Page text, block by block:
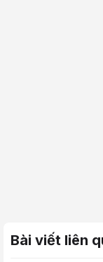
Bài viết liên